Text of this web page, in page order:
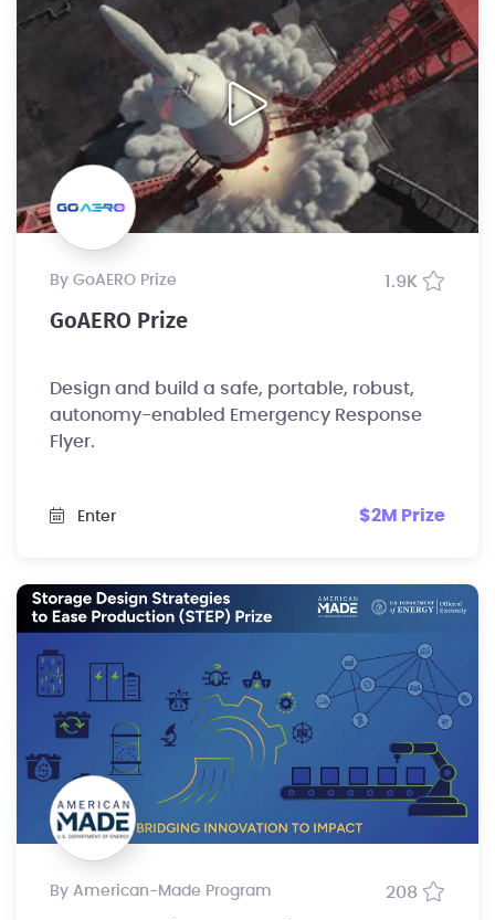
by GoAERO Prize 1.9K
GoAERO Prize
Design and build a safe, portable, robust,
autonomy-enabled Emergency Response
Flyer.
Enter $2M Prize
by American-Made Program 208